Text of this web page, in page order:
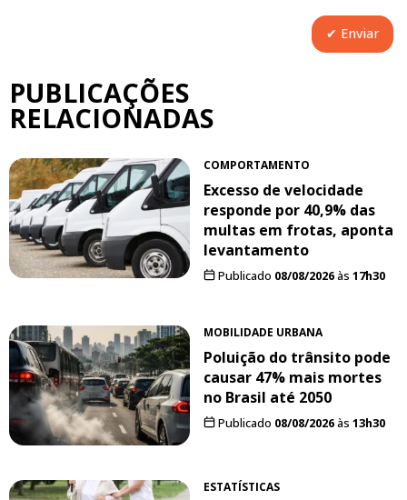
PUBLICAÇÕES
RELACIONADAS
COMPORTAMENTO
Excesso de velocidade
responde por 40,9% das
multas em frotas, aponta
levantamento
Publicado 08/08/2026às 17h30
MOBILIDADE URBANA
Poluição do trânsito pode
causar 47% mais mortes
no Brasil até 2050
Publicado 08/08/2026às 13h30
ESTATÍSTICAS